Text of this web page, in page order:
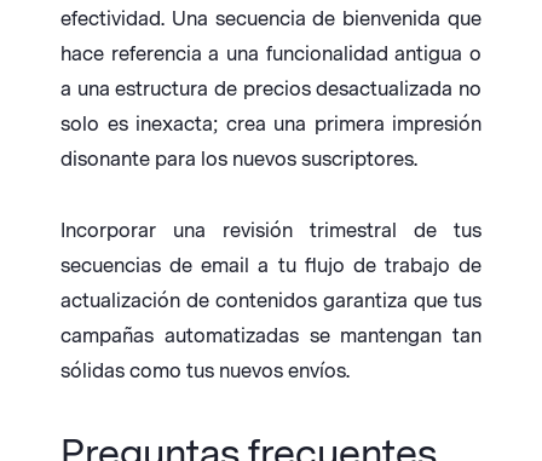
efectividad. Una secuencia de bienvenida que
hace referencia a una funcionalidad antigua o
a una estructura de precios desactualizada no
solo es inexacta; crea una primera impresión
disonante para los nuevos suscriptores.
Incorporar una revisión trimestral de tus
secuencias de email a tu flujo de trabajo de
actualización de contenidos garantiza que tus
campañas automatizadas se mantengan tan
sólidas como tus nuevos envíos.